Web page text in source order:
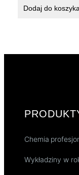
Dodaj do koszyka
Chemia
Wykładziny w